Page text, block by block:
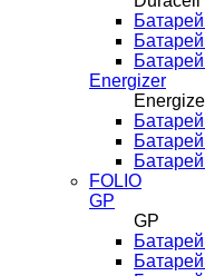
Energizer
FOLIO
GP
GP